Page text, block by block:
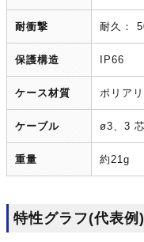
耐衝撃 耐久：
保護構造 IP66
ケース材質 ポリア
ケーブル ø3、3
重量 約21g
特性グラフ(代表例)